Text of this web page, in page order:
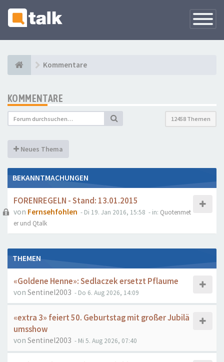
Kommentare
KOMMENTARE
12458 Themen
Neues Thema
BEKANNTMACHUNGEN
FORENREGELN - Stand: 13.01.2015
von Fernsehfohlen - Di 19. Jan 2016, 15:58 - in: Quotenmet
er und Qtalk
THEMEN
«Goldene Henne»: Sedlaczek ersetzt Pflaume
von Sentinel2003 - Do 6. Aug 2026, 14:09
«extra 3» feiert 50. Geburtstag mit großer Jubilä
umsshow
von Sentinel2003 - Mi 5. Aug 2026, 07:40